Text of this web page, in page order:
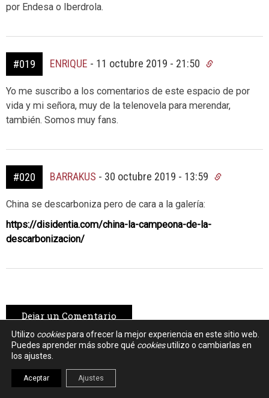
por Endesa o Iberdrola.
#019 ENRIQUE - 11 octubre 2019 - 21:50
Yo me suscribo a los comentarios de este espacio de por
vida y mi señora, muy de la telenovela para merendar,
también. Somos muy fans.
#020 BARRAKUS - 30 octubre 2019 - 13:59
China se descarboniza pero de cara a la galería:
https://disidentia.com/china-la-campeona-de-la-
descarbonizacion/
Dejar un Comentario
Los comentarios están cerrados
Utilizo cookiespara ofrecer la mejor experiencia en este sitio web.
Puedes aprender más sobre qué cookiesutilizo o cambiarlas en
los ajustes.
Aceptar Ajustes